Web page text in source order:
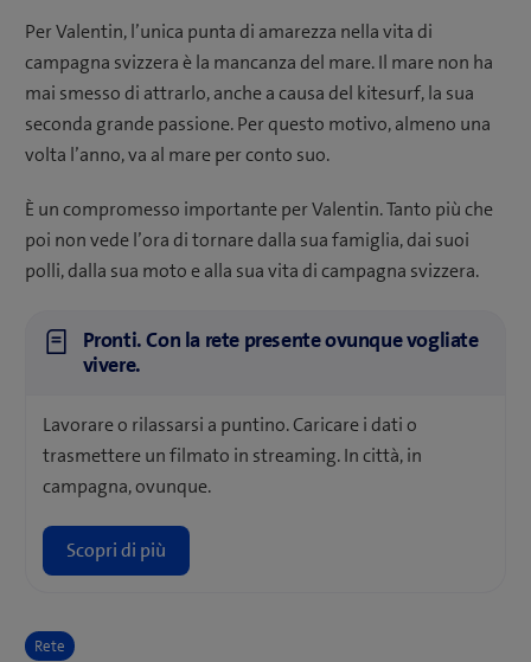
Per Valentin, l’unica punta di amarezza nella vita di
campagna svizzera è la mancanza del mare. Il mare non ha
mai smesso di attrarlo, anche a causa del kitesurf, la sua
seconda grande passione. Per questo motivo, almeno una
volta l’anno, va al mare per conto suo.
È un compromesso importante per Valentin. Tanto più che
poi non vede l’ora di tornare dalla sua famiglia, dai suoi
polli, dalla sua moto e alla sua vita di campagna svizzera.
Pronti. Con la rete presente ovunque vogliate
vivere.
Lavorare o rilassarsi a puntino. Caricare i dati o
trasmettere un filmato in streaming. In città, in
campagna, ovunque.
Scopri di più
Rete